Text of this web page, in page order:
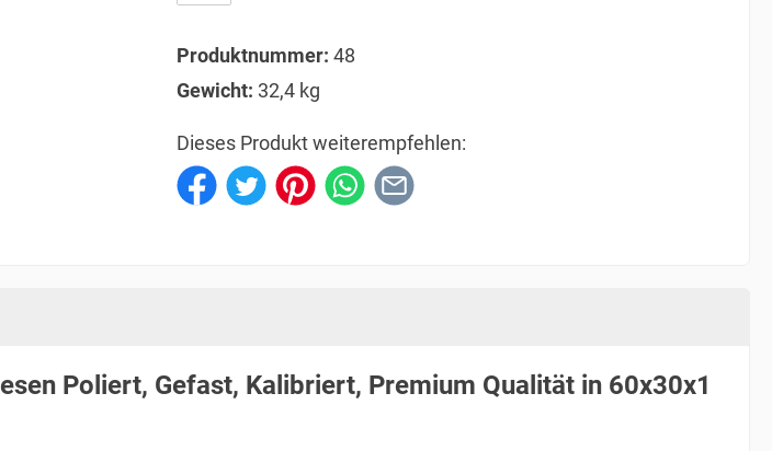
Produktnummer: 48
Gewicht: 32,4 kg
Dieses Produkt weiterempfehlen:
Poliert, Gefast, Kalibriert, Premium Qualität in 60x30x1